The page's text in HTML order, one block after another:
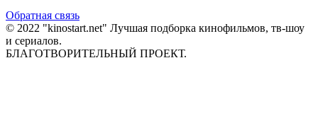
Обратная связь
© 2022 "kinostart.net" Лучшая подборка кинофильмов, тв-шоу
и сериалов.
БЛАГОТВОРИТЕЛЬНЫЙ ПРОЕКТ.